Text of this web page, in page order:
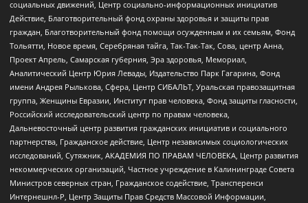
социальных движений, Центр социально-информационных инициатив
Действие, Благотворительный фонд охраны здоровья и защиты прав
граждан, Благотворительный фонд помощи осужденным и их семьям, Фонд
Тольятти, Новое время, Серебряная тайга, Так-Так-Так, Сова, центр Анна,
Проект Апрель, Самарская губерния, Эра здоровья, Мемориал,
Аналитический Центр Юрия Левады, Издательство Парк Гагарина, Фонд
имени Андрея Рылькова, Сфера, Центр СИБАЛЬТ, Уральская правозащитная
группа, Женщины Евразии, Институт прав человека, Фонд защиты гласности,
Российский исследовательский центр по правам человека,
Дальневосточный центр развития гражданских инициатив и социального
партнерства, Гражданское действие, Центр независимых социологических
исследований, Сутяжник, АКАДЕМИЯ ПО ПРАВАМ ЧЕЛОВЕКА, Центр развития
некоммерческих организаций, Частное учреждение в Калининграде Совета
Министров северных стран, Гражданское содействие, Трансперенси
Интернешнл-Р, Центр Защиты Прав Средств Массовой Информации,